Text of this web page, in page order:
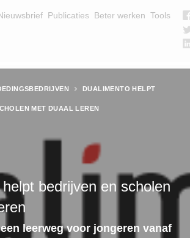
Publicaties Beter werken Tools
DUALIMENTO HELPT
MET DUAAL LEREN
bedrijven en scholen
leerweg voor jongeren vanaf